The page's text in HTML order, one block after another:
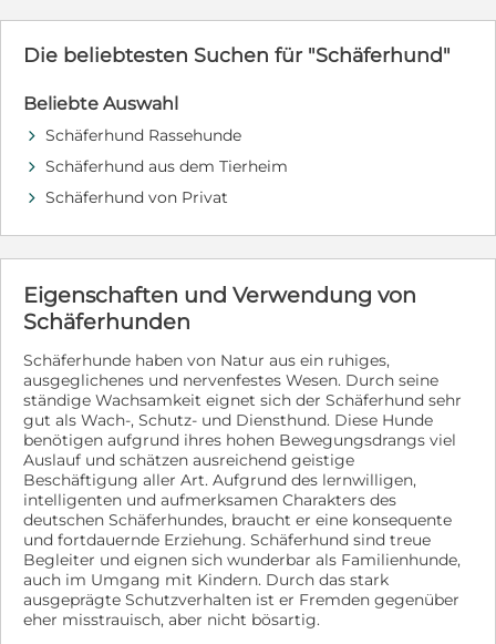
ist wichtig, keine Erwartungen zu haben und dem Hund
Zeit zur Eingewöhnung zu geben. Liebe, Geduld, Zeit
und Arbeit mit dem Hund sind bei der Adoption eines
entstehen kann. Sie übernehmen einen Rohdiamanten,
der von Ihnen geformt und den gewünschten Schliff
erhalten muss.
Auslastung oft nicht möglich sind. In ihrem neuen
angepasster Bewegung und ausgewogener Fütterung
langfristig fit und gesund bleibt.
Die beliebtesten Suchen für "Schäferhund"
Beliebte Auswahl
d Schäferhund Rassehunde
d Schäferhund aus dem Tierheim
d Schäferhund von Privat
Eigenschaften und Verwendung von
Schäferhunden
Schäferhunde haben von Natur aus ein ruhiges,
ausgeglichenes und nervenfestes Wesen. Durch seine
ständige Wachsamkeit eignet sich der Schäferhund sehr
gut als Wach-, Schutz- und Diensthund. Diese Hunde
benötigen aufgrund ihres hohen Bewegungsdrangs viel
Auslauf und schätzen ausreichend geistige
Beschäftigung aller Art. Aufgrund des lernwilligen,
intelligenten und aufmerksamen Charakters des
deutschen Schäferhundes, braucht er eine konsequente
und fortdauernde Erziehung. Schäferhund sind treue
Begleiter und eignen sich wunderbar als Familienhunde,
auch im Umgang mit Kindern. Durch das stark
ausgeprägte Schutzverhalten ist er Fremden gegenüber
eher misstrauisch, aber nicht bösartig.